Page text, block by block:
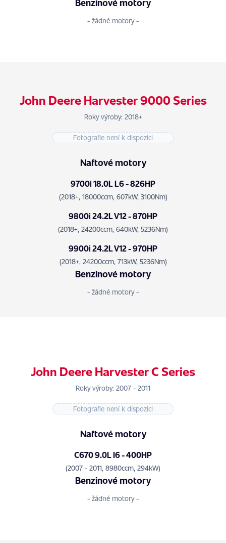
- žádné motory -
John Deere Harvester 9000 Series
Roky výroby: 2018+
Fotografie není k dispozici
Naftové motory
9700i 18.0L L6 - 826HP
(2018+, 18000ccm, 607kW, 3100Nm)
9800i 24.2L V12 - 870HP
(2018+, 24200ccm, 640kW, 5236Nm)
9900i 24.2L V12 - 970HP
(2018+, 24200ccm, 713kW, 5236Nm)
Benzinové motory
- žádné motory -
John Deere Harvester C Series
Roky výroby: 2007 - 2011
Fotografie není k dispozici
Naftové motory
C670 9.0L I6 - 400HP
(2007 - 2011, 8980ccm, 294kW)
Benzinové motory
- žádné motory -